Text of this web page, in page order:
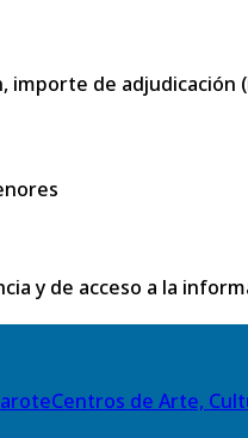
de
y de acceso a la
Centros de Arte,